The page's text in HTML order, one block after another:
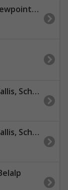
Gross Wannenhorn
Schweiz
Schweiz